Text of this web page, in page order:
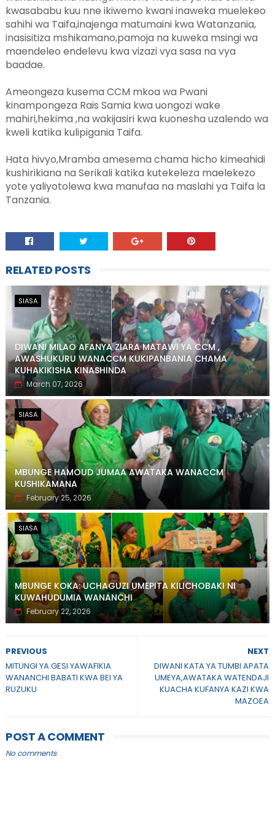
kwasababu kuu nne ikiwemo kwani inaweka muelekeo
sahihi wa Taifa,inajenga matumaini kwa Watanzania,
inasisitiza mshikamano,pamoja na kuweka msingi wa
maendeleo endelevu kwa vizazi vya sasa na vya
baadae.
Ameongeza kusema CCM mkoa wa Pwani
kinampongeza Rais Samia kwa uongozi wake
mahiri,hekima ,na wakijasiri kwa kuonesha uzalendo wa
kweli katika kulipigania Taifa.
Hata hivyo,Mramba amesema chama hicho kimeahidi
kushirikiana na Serikali katika kutekeleza maelekezo
yote yaliyotolewa kwa manufaa na maslahi ya Taifa la
Tanzania.
RELATED POSTS
SIASA
DIWANI MILAO AFANYA ZIARA MATAWI YA CCM ,
AWASHUKURU WANACCM KUKIPANBANIA CHAMA
KUHAKIKISHA KINASHINDA
March 07, 2026
SIASA
MBUNGE HAMOUD JUMAA AWATAKA WANACCM
KUSHIKAMANA
February 25, 2026
SIASA
MBUNGE KOKA: UCHAGUZI UMEPITA KILICHOBAKI NI
KUWAHUDUMIA WANANCHI
February 22, 2026
NEXT
DIWANI KATA YA TUMBI APATA
UMEYA,AWATAKA WATENDAJI
KUACHA KUFANYA KAZI KWA
MAZOEA
PREVIOUS
MITUNGI YA GESI YAWAFIKIA
WANANCHI BABATI KWA BEI YA
RUZUKU
POST A COMMENT
No comments